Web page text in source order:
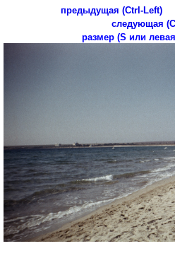
предыдущая (Ctrl-Left)
следующая
размер (S или